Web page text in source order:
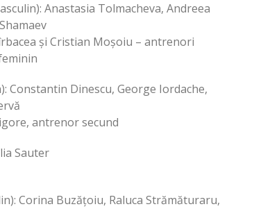
Anastasia Tolmacheva, Andreea
și Cristian Moșoiu – antrenori
Constantin Dinescu, George Iordache,
antrenor secund
Sauter
Corina Buzățoiu, Raluca Strămăturaru,